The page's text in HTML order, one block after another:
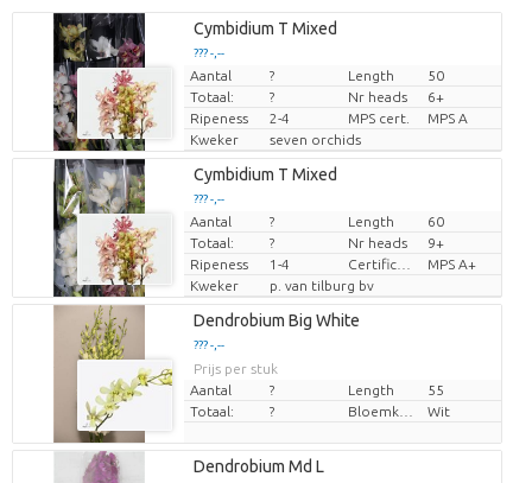
Cymbidium T Mixed
??? -,--
Prijs per stuk
Aantal ? Length
50
Totaal:
? Nr heads
6+
Ripeness
2-4 MPS cert.
MPS A
Kweker
seven orchids
Cymbidium T Mixed
??? -,--
Prijs per stuk
Aantal ? Length
60
Totaal:
? Nr heads
9+
Ripeness
1-4
MPS A+
Kweker
p. van tilburg bv
Dendrobium Big White
??? -,--
Prijs per stuk
Aantal
? Length
55
Totaal:
? Wit
Dendrobium Md L